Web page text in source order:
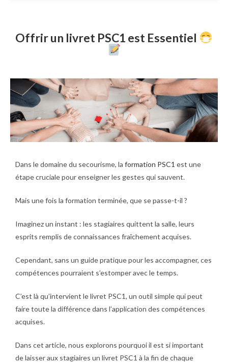
Offrir un livret PSC1 est Essentiel
Dans le domaine du secourisme, la formation PSC1 est une
étape cruciale pour enseigner les gestes qui sauvent.
Mais une fois la formation terminée, que se passe-t-il ?
Imaginez un instant : les stagiaires quittent la salle, leurs
esprits remplis de connaissances fraîchement acquises.
Cependant, sans un guide pratique pour les accompagner, ces
compétences pourraient s’estomper avec le temps.
C’est là qu’intervient le livret PSC1, un outil simple qui peut
faire toute la différence dans l’application des compétences
acquises.
Dans cet article, nous explorons pourquoi il est si important
de laisser aux stagiaires un livret PSC1 à la fin de chaque